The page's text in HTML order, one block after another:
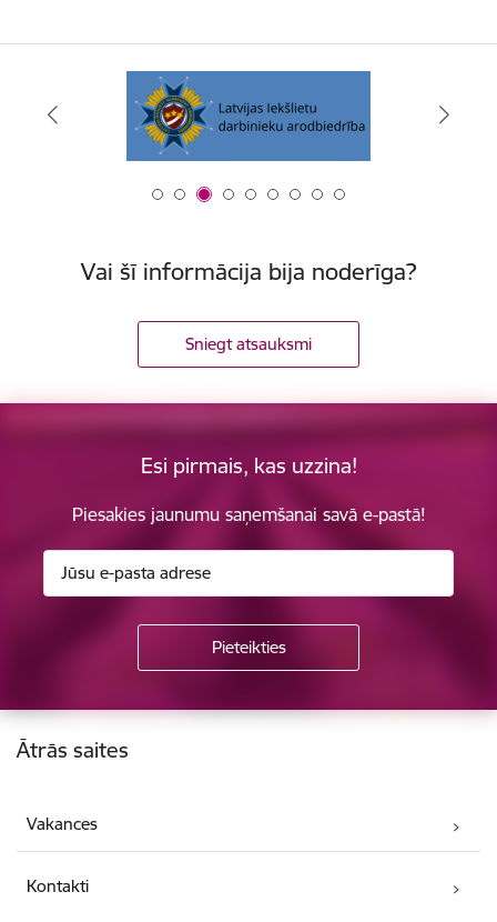
Vai šī informācija bija noderīga?
Sniegt atsauksmi
Esi pirmais, kas uzzina!
Piesakies jaunumu saņemšanai savā e-pastā!
Kājene
Ātrās saites
Vakances
Kontakti